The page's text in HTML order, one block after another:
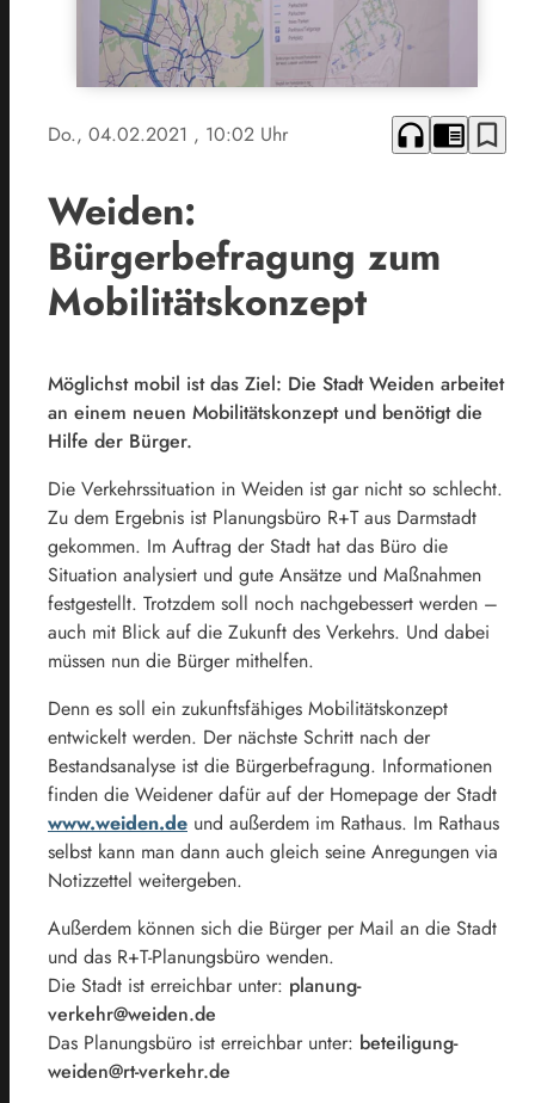
Do., 04.02.2021 , 10:02 Uhr headphones chrome_reader_mode bookmark_border
Weiden:
Bürgerbefragung zum
Mobilitätskonzept
Möglichst mobil ist das Ziel: Die Stadt Weiden arbeitet
an einem neuen Mobilitätskonzept und benötigt die
Hilfe der Bürger.
Die Verkehrssituation in Weiden ist gar nicht so schlecht.
Zu dem Ergebnis ist Planungsbüro R+T aus Darmstadt
gekommen. Im Auftrag der Stadt hat das Büro die
Situation analysiert und gute Ansätze und Maßnahmen
festgestellt. Trotzdem soll noch nachgebessert werden –
auch mit Blick auf die Zukunft des Verkehrs. Und dabei
müssen nun die Bürger mithelfen.
Denn es soll ein zukunftsfähiges Mobilitätskonzept
entwickelt werden. Der nächste Schritt nach der
Bestandsanalyse ist die Bürgerbefragung. Informationen
finden die Weidener dafür auf der Homepage der Stadt
www.weiden.de und außerdem im Rathaus. Im Rathaus
selbst kann man dann auch gleich seine Anregungen via
Notizzettel weitergeben.
Außerdem können sich die Bürger per Mail an die Stadt
und das R+T-Planungsbüro wenden.
Die Stadt ist erreichbar unter: planung-
verkehr@weiden.de
Das Planungsbüro ist erreichbar unter: beteiligung-
weiden@rt-verkehr.de